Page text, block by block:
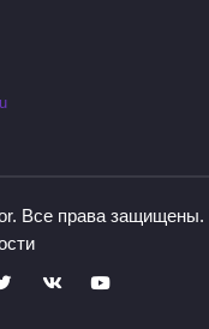
. Все права защищены.